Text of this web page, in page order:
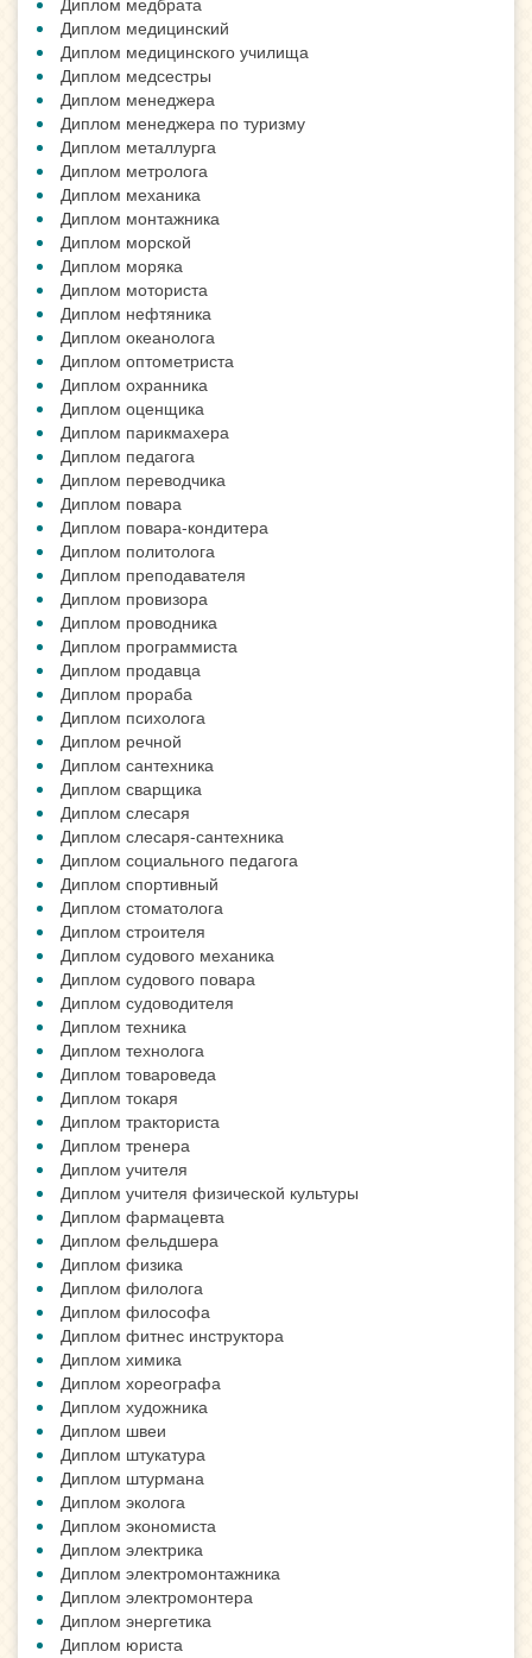
Диплом медицинский
Диплом медицинского училища
Диплом медсестры
Диплом менеджера
Диплом менеджера по туризму
Диплом металлурга
Диплом метролога
Диплом механика
Диплом монтажника
Диплом морской
Диплом моряка
Диплом моториста
Диплом нефтяника
Диплом океанолога
Диплом оптометриста
Диплом охранника
Диплом оценщика
Диплом парикмахера
Диплом педагога
Диплом переводчика
Диплом повара
Диплом повара-кондитера
Диплом политолога
Диплом преподавателя
Диплом провизора
Диплом проводника
Диплом программиста
Диплом продавца
Диплом прораба
Диплом психолога
Диплом речной
Диплом сантехника
Диплом сварщика
Диплом слесаря
Диплом слесаря-сантехника
Диплом социального педагога
Диплом спортивный
Диплом стоматолога
Диплом строителя
Диплом судового механика
Диплом судового повара
Диплом судоводителя
Диплом техника
Диплом технолога
Диплом товароведа
Диплом токаря
Диплом тракториста
Диплом тренера
Диплом учителя
Диплом учителя физической культуры
Диплом фармацевта
Диплом фельдшера
Диплом физика
Диплом филолога
Диплом философа
Диплом фитнес инструктора
Диплом химика
Диплом хореографа
Диплом художника
Диплом швеи
Диплом штукатура
Диплом штурмана
Диплом эколога
Диплом экономиста
Диплом электрика
Диплом электромонтажника
Диплом электромонтера
Диплом энергетика
Диплом юриста